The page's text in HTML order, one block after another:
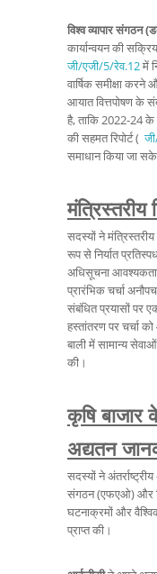
विश्व व्यापार संगठन
कार्यान्वयन की
जी/एजी/5/रेव.12में
वार्षिक समीक्षा
आयात वित्तपोषण के
है, ताकि 2022-24 के
की सहमत रिपोर्ट (
समाधान किया जा
मंत्रिस्तरीय
सदस्यों ने मंत्रिस्तरीय
रूप से निर्यात
अधिसूचना
प्रारंभिक चर्चा
संबंधित प्रयासों पर
हस्तांतरण पर चर्चा
बाली में सामान्य
की।
कृषि बाजार
अद्यतन
सदस्यों ने
संगठन (एफएओ) और
घटनाक्रमों और
प्राप्त की।